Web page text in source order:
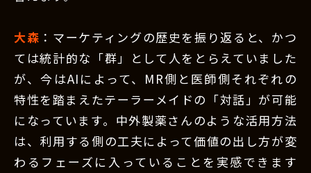
大森 ：マーケティングの歴史を振り返ると、かつ
ては統計的な「群」として人をとらえていました
が、今はAIによって、MR側と医師側それぞれの
特性を踏まえたテーラーメイドの「対話」が可能
になっています。中外製薬さんのような活用方法
は、利用する側の工夫によって価値の出し方が変
わるフェーズに入っていることを実感できます